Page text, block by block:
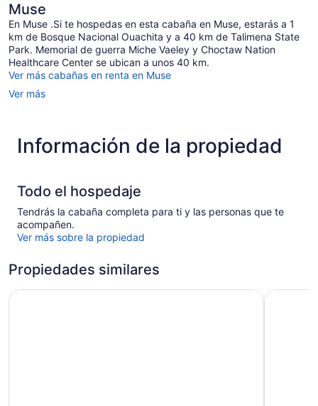
Muse
En Muse .Si te hospedas en esta cabaña en Muse, estarás a 1
km de Bosque Nacional Ouachita y a 40 km de Talimena State
Park. Memorial de guerra Miche Vaeley y Choctaw Nation
Healthcare Center se ubican a unos 40 km.
Ver más cabañas en renta en Muse
Ver más
Información de la propiedad
Todo el hospedaje
Tendrás la cabaña completa para ti y las personas que te
acompañen.
Ver más sobre la propiedad
Propiedades similares
New Hochatown Lodge Microtel